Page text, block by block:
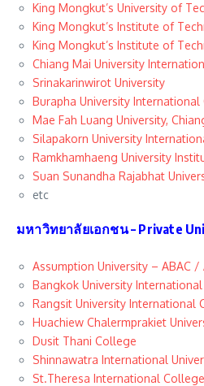
King Mongkut’s University of
King Mongkut’s Institute of
King Mongkut’s Institute of
Chiang Mai University
Srinakarinwirot University
Burapha University International
Mae Fah Luang University,
Silapakorn University
Ramkhamhaeng University
Suan Sunandha Rajabhat
etc
มหาวิทยาลัยเอกชน – Private
Assumption University – ABAC /
Bangkok University
Rangsit University International
Huachiew Chalermprakiet
Dusit Thani College
Shinnawatra International
St.Theresa International College